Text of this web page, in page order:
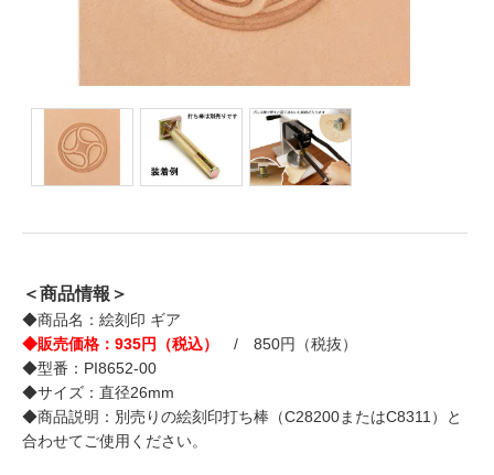
＜商品情報＞
◆商品名：絵刻印 ギア
◆販売価格：935円（税込）
/ 850円（税抜）
◆型番：PI8652-00
◆サイズ：直径26mm
◆商品説明：別売りの絵刻印打ち棒（C28200またはC8311）と
合わせてご使用ください。